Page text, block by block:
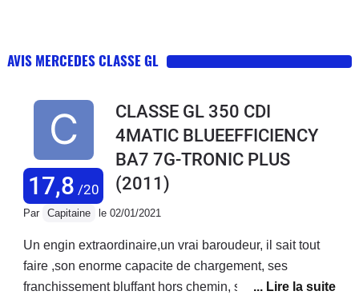
AVIS MERCEDES CLASSE GL
17,8 /20
CLASSE GL 350 CDI
4MATIC BLUEEFFICIENCY
BA7 7G-TRONIC PLUS
(2011)
Par Capitaine le 02/01/2021
Un engin extraordinaire,un vrai baroudeur, il sait tout
faire ,son enorme capacite de chargement, ses
franchissement bluffant hors chemin, ses reprises sur